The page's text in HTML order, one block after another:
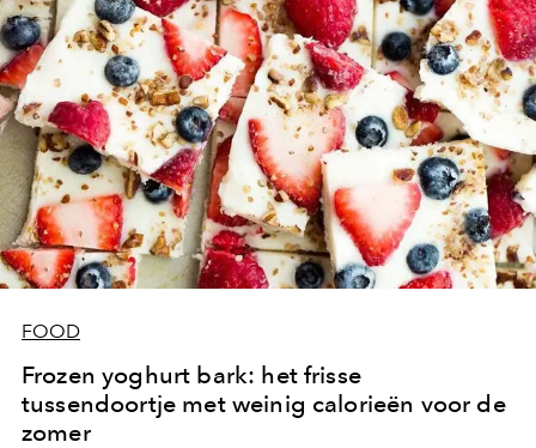
FOOD
Frozen yoghurt bark: het frisse
tussendoortje met weinig calorieën voor de
zomer